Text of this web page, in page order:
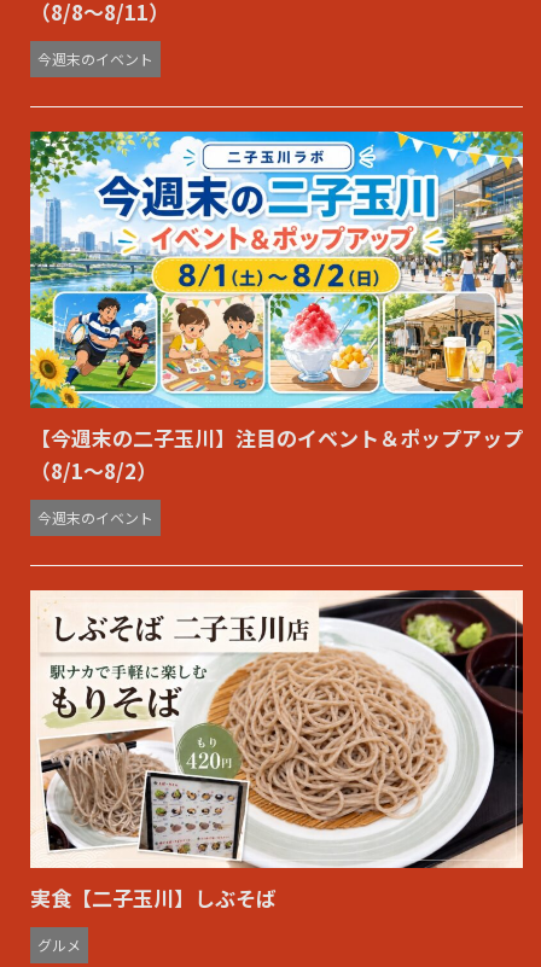
（8/8〜8/11）
今週末のイベント
【今週末の二子玉川】注目のイベント＆ポップアップ
（8/1〜8/2）
今週末のイベント
実食【二子玉川】しぶそば
グルメ